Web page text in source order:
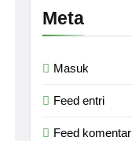
Meta
Masuk
Feed entri
Feed komentar